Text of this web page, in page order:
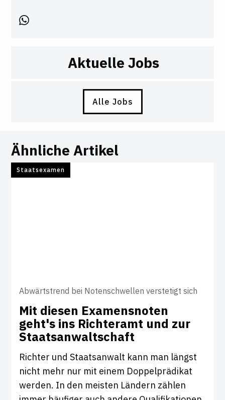
Aktuelle Jobs
Alle Jobs
Ähnliche Artikel
Staatsexamen
Abwärtstrend bei Notenschwellen verstetigt sich
Mit diesen Exa­mens­noten
geht's ins Rich­teramt und zur
Staats­an­walt­schaft
Richter und Staatsanwalt kann man längst
nicht mehr nur mit einem Doppelprädikat
werden. In den meisten Ländern zählen